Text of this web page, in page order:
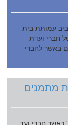
עמותת בית
חברי ועדת
באשר לחברי
מתמנים
כאשר חברי ועד